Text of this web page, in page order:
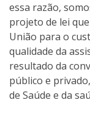
essa razão,
projeto de lei
União para o
qualidade da
resultado da
público e
de Saúde e da